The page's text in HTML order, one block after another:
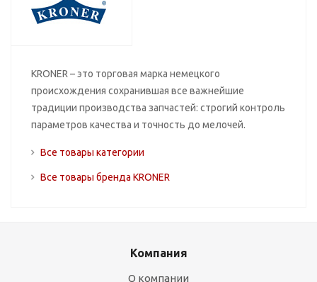
KRONER – это торговая марка немецкого
происхождения сохранившая все важнейшие
традиции производства запчастей: строгий контроль
параметров качества и точность до мелочей.
Все товары категории
Все товары бренда KRONER
Компания
О компании